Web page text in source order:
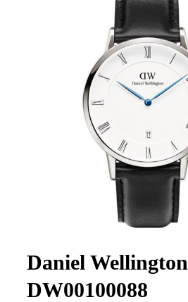
Daniel Wellington
DW00100088